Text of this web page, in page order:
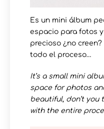
Es un mini álbum
espacio para fotos
precioso ¿no
todo el proceso…
It’s a small mini
space for photos
beautiful, don’t you
with the entire